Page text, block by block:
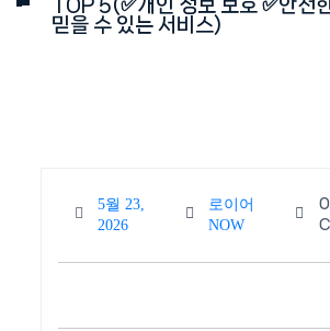
TOP 5(✅개인 정보 보호 ✅안전
믿을 수 있는 서비스)
5월 23,
2026
5월
23,
로이어
NOW
로이
어
0